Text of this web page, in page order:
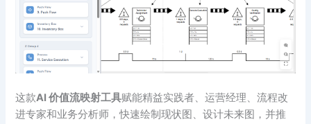
这款AI 价值流映射工具赋能精益实践者、运营经理、流程改
进专家和业务分析师，快速绘制现状图、设计未来图，并推